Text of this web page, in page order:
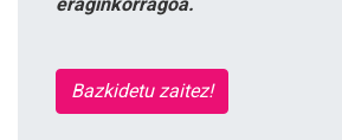
Bazkidetu zaitez!